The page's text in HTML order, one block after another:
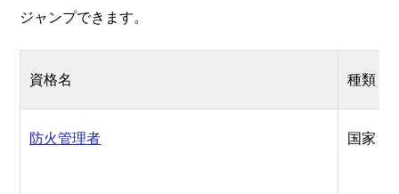
ジャンプできます。
資格名 種類
防火管理者 国家